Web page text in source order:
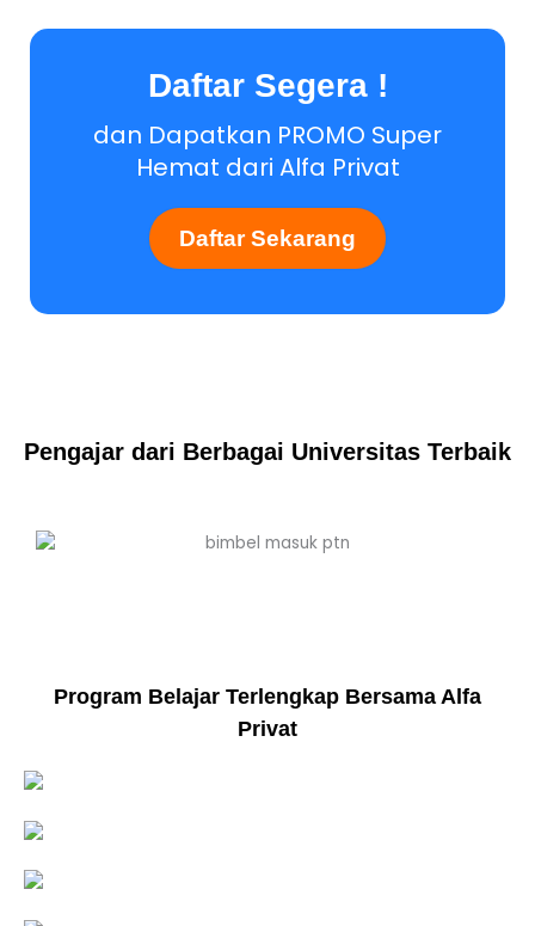
Daftar Segera !
dan Dapatkan PROMO Super
Hemat dari Alfa Privat
Daftar Sekarang
Pengajar dari Berbagai Universitas Terbaik
Program Belajar Terlengkap Bersama Alfa
Privat